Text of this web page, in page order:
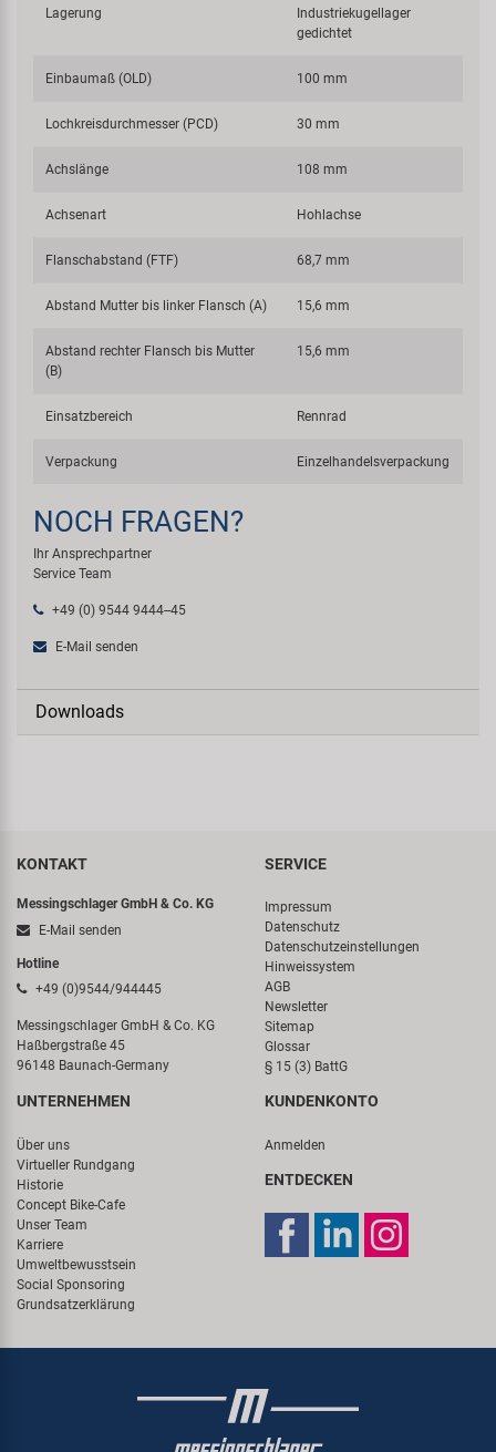
Lagerung
Industriekugellager
gedichtet
Einbaumaß (OLD) 100 mm
Lochkreisdurchmesser (PCD) 30 mm
Achslänge 108 mm
Achsenart Hohlachse
Flanschabstand (FTF) 68,7 mm
Abstand Mutter bis linker Flansch (A) 15,6 mm
Abstand rechter Flansch bis Mutter
(B)
15,6 mm
Einsatzbereich Rennrad
Verpackung Einzelhandelsverpackung
NOCH FRAGEN?
Ihr Ansprechpartner
Service Team
+49 (0) 9544 9444--45
E-Mail senden
Downloads
KONTAKT
Messingschlager GmbH & Co. KG
E-Mail senden
Hotline
+49 (0)9544/944445
Messingschlager GmbH & Co. KG
Haßbergstraße 45
96148 Baunach-Germany
SERVICE
Impressum
Datenschutz
Datenschutzeinstellungen
Hinweissystem
AGB
Newsletter
Sitemap
Glossar
§ 15 (3) BattG
UNTERNEHMEN
Über uns
Virtueller Rundgang
Historie
Concept Bike-Cafe
Unser Team
Karriere
Umweltbewusstsein
Social Sponsoring
Grundsatzerklärung
KUNDENKONTO
Anmelden
ENTDECKEN